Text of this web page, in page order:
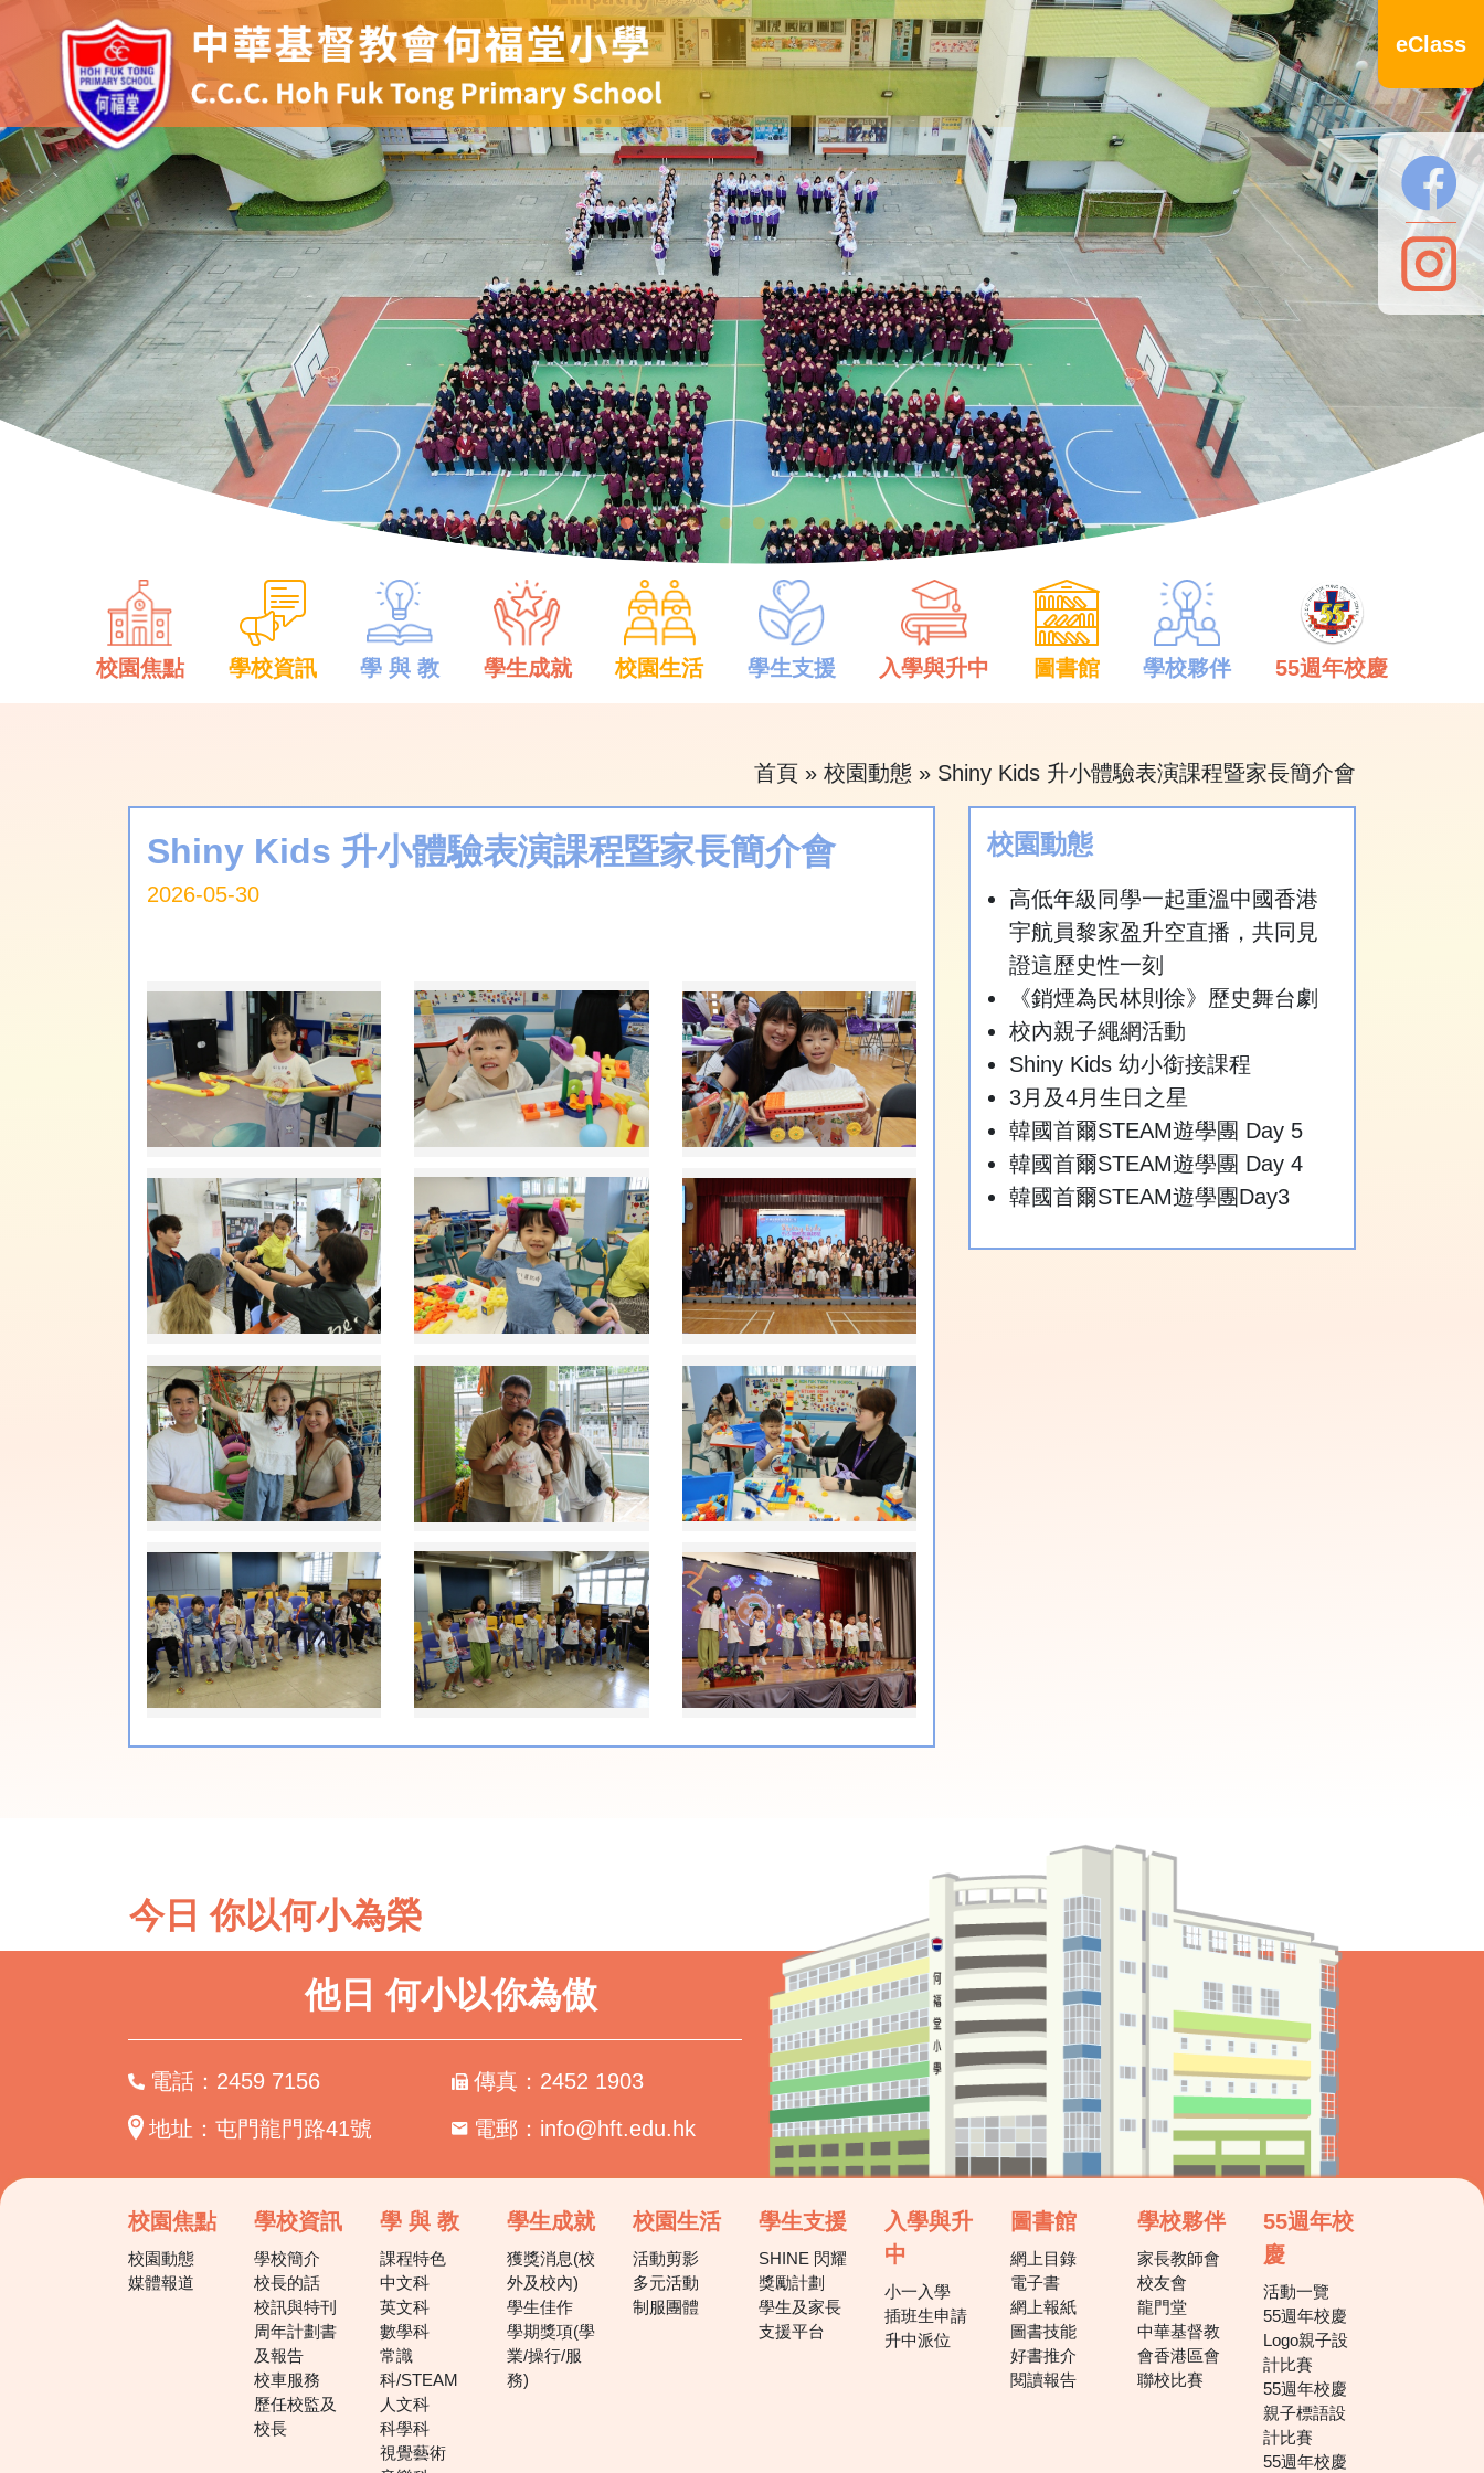
eClass
校園焦點 學校資訊 學 與 教 學生成就 校園生活 學生支援 入學與升中 圖書館 學校夥伴 55週年校慶
首頁 »校園動態 » Shiny Kids 升小體驗表演課程暨家長簡介會
Shiny Kids 升小體驗表演課程暨家長簡介會
2026-05-30
校園動態
高低年級同學一起重溫中國香港
宇航員黎家盈升空直播，共同見
證這歷史性一刻
《銷煙為民林則徐》歷史舞台劇
校內親子繩網活動
Shiny Kids 幼小銜接課程
3月及4月生日之星
韓國首爾STEAM遊學團 Day 5
韓國首爾STEAM遊學團 Day 4
韓國首爾STEAM遊學團Day3
今日 你以何小為榮
他日 何小以你為傲
電話：2459 7156
傳真：2452 1903
地址：屯門龍門路41號
電郵： info@hft.edu.hk
校園焦點
校園動態
媒體報道
學校資訊
學校簡介
校長的話
校訊與特刊
周年計劃書
及報告
校車服務
歷任校監及
校長
學 與 教
課程特色
中文科
英文科
數學科
常識
科/STEAM
人文科
科學科
視覺藝術
學生成就
獲獎消息(校
外及校內)
學生佳作
學期獎項(學
業/操行/服
務)
校園生活
活動剪影
多元活動
制服團體
學生支援
SHINE 閃耀
獎勵計劃
學生及家長
支援平台
入學與升
中
小一入學
插班生申請
升中派位
圖書館
網上目錄
電子書
網上報紙
圖書技能
好書推介
閱讀報告
學校夥伴
家長教師會
校友會
龍門堂
中華基督教
會香港區會
聯校比賽
55週年校
慶
活動一覽
55週年校慶
Logo親子設
計比賽
55週年校慶
親子標語設
計比賽
55週年校慶